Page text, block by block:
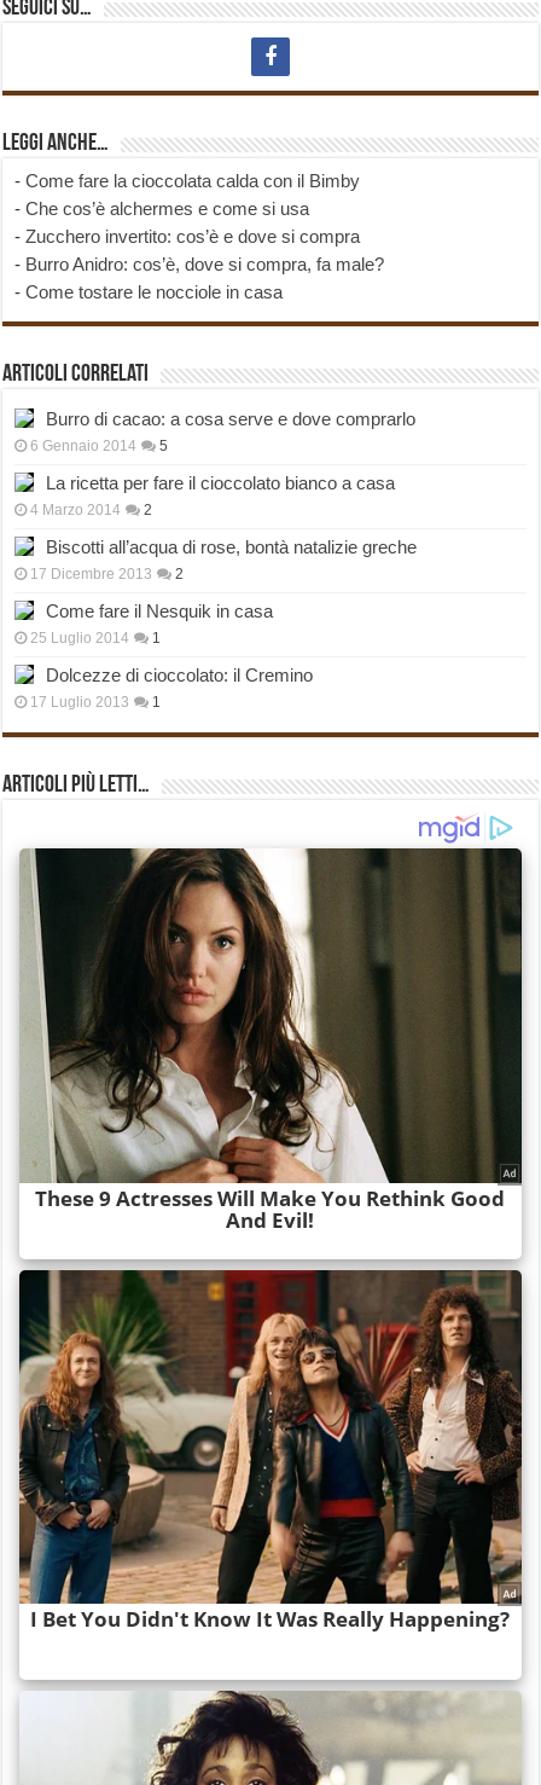
Seguici su…
Leggi anche…
-Come fare la cioccolata calda con il Bimby
-Che cos’è alchermes e come si usa
-Zucchero invertito: cos’è e dove si compra
- Burro Anidro: cos’è, dove si compra, fa male?
-Come tostare le nocciole in casa
Articoli correlati
Burro di cacao: a cosa serve e dove comprarlo
6 Gennaio 2014 5
La ricetta per fare il cioccolato bianco a casa
4 Marzo 2014 2
Biscotti all’acqua di rose, bontà natalizie greche
17 Dicembre 2013 2
Come fare il Nesquik in casa
25 Luglio 2014 1
Dolcezze di cioccolato: il Cremino
17 Luglio 2013 1
Articoli più Letti…